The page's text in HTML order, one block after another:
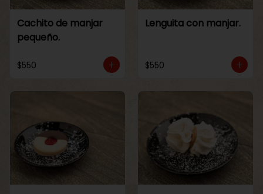
Cachito de manjar
pequeño.
$550
Lenguita con manjar.
$550